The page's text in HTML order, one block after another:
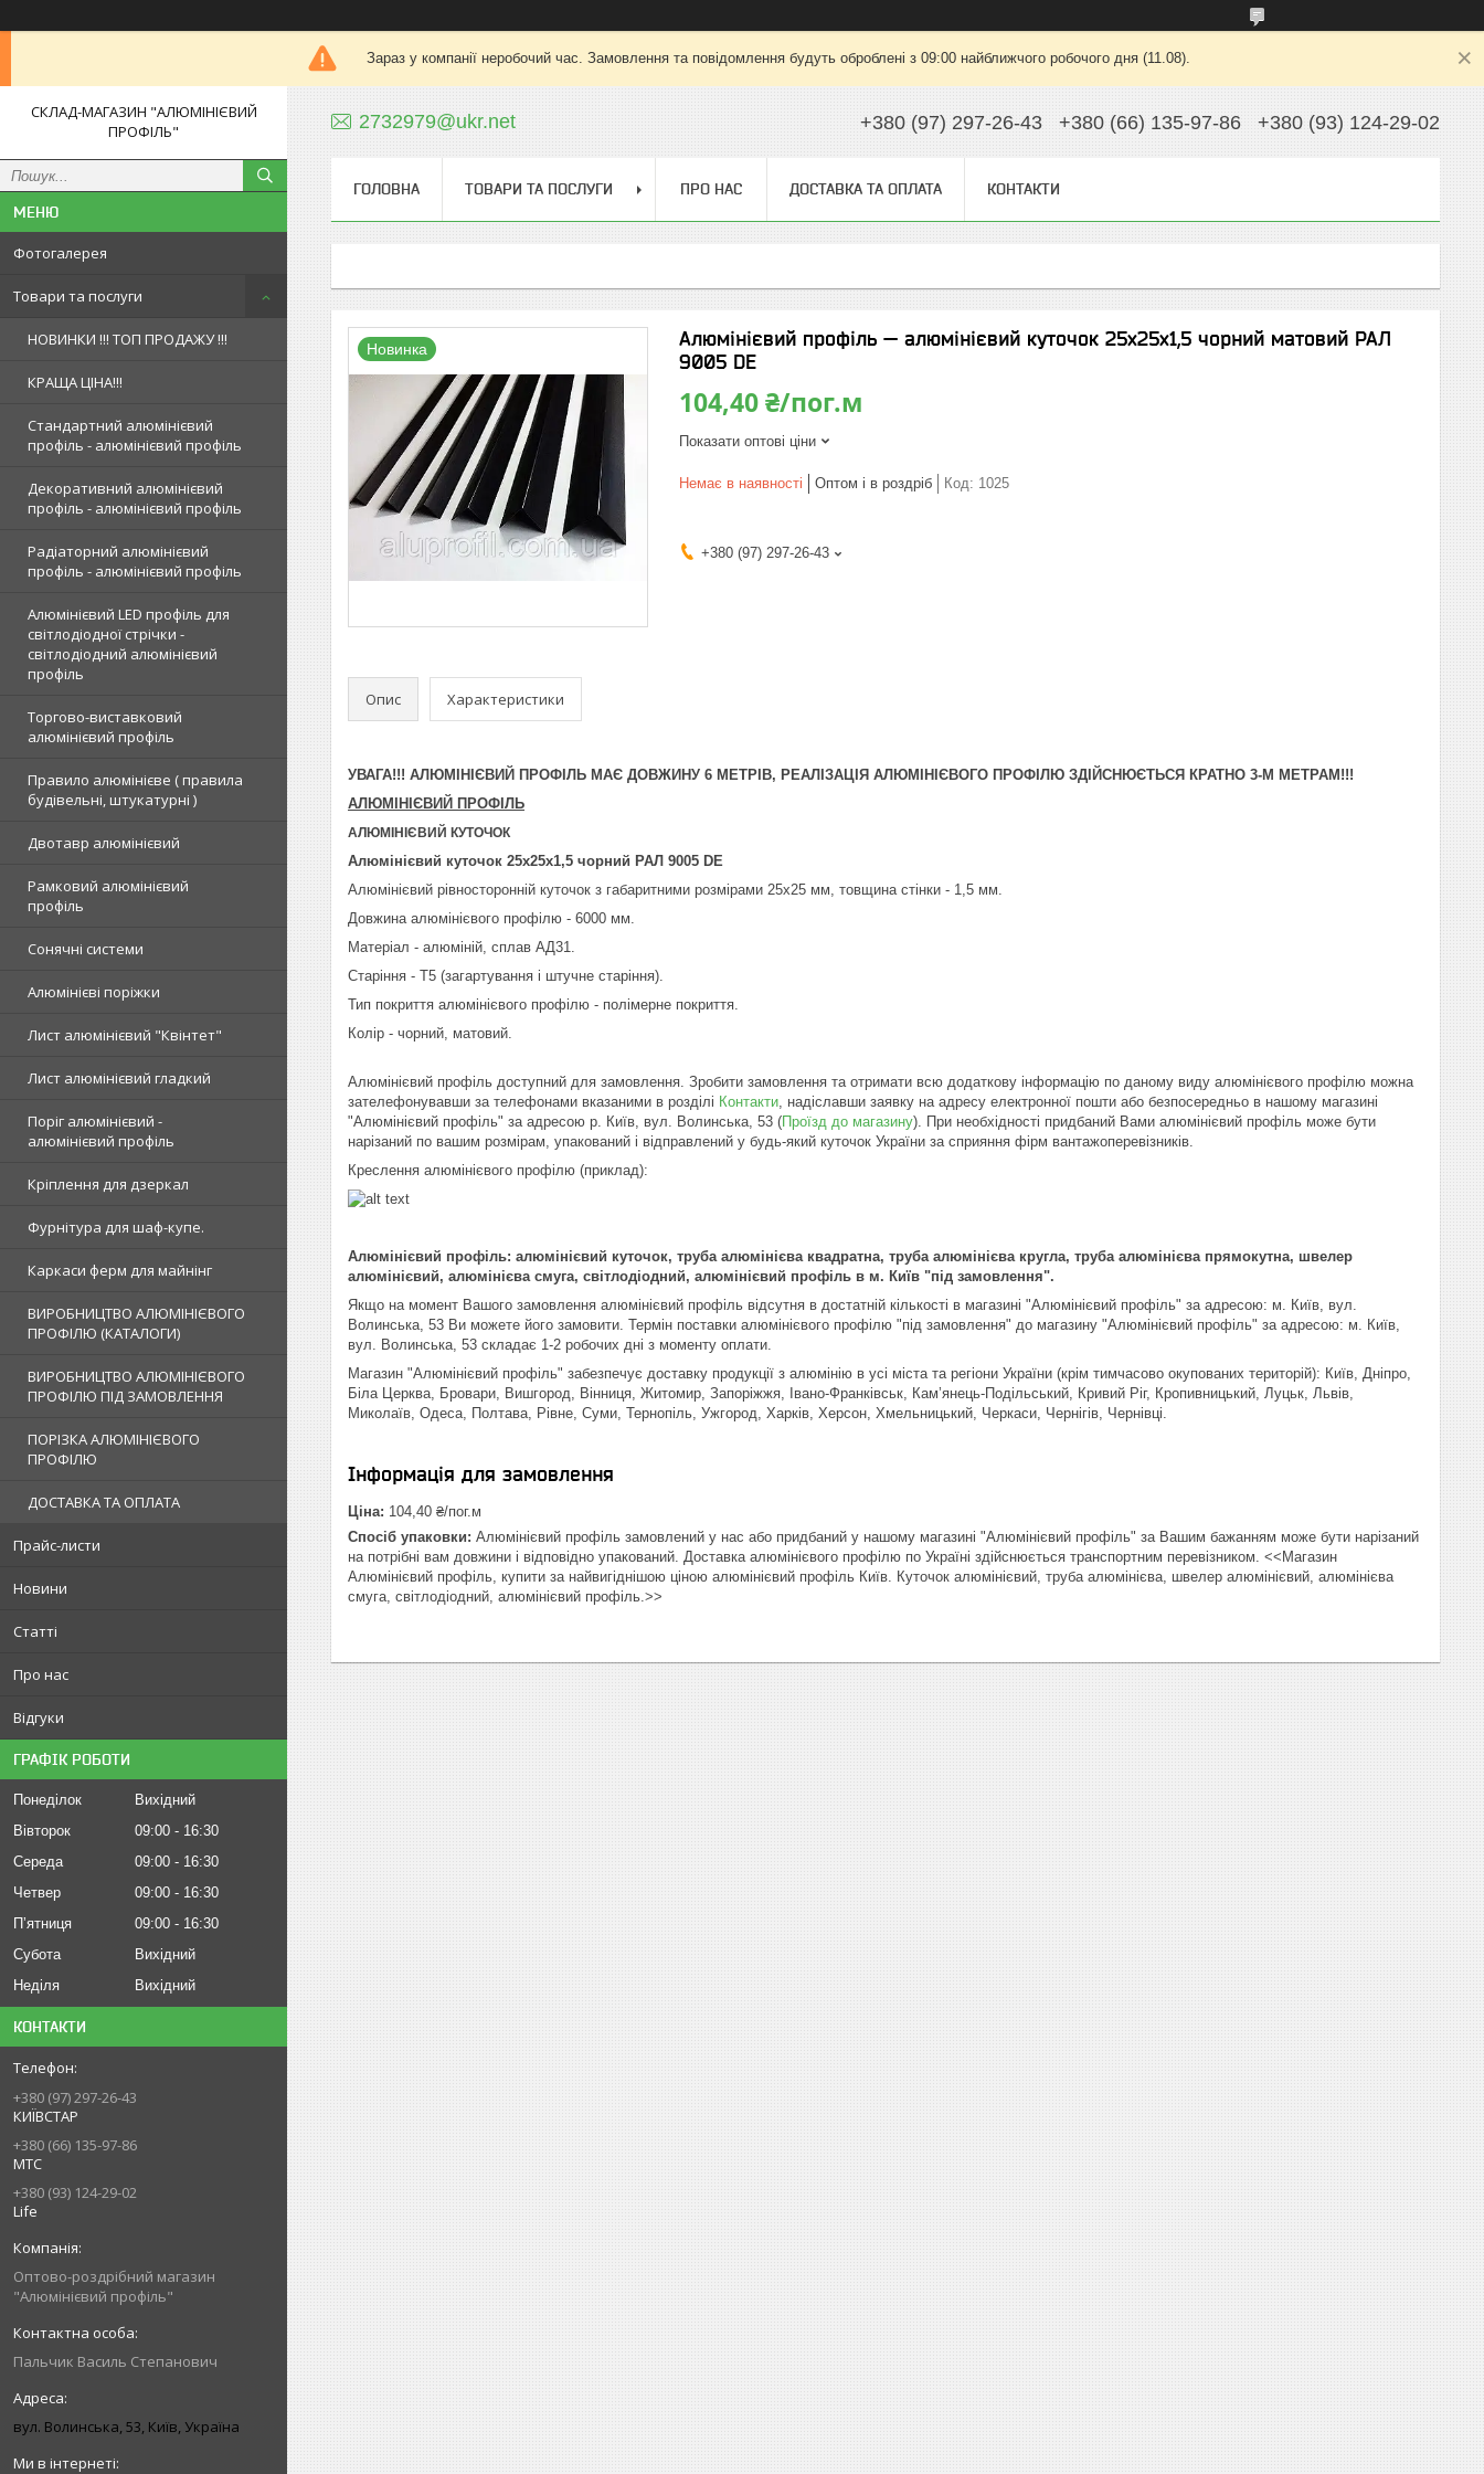
Зараз у компанії неробочий час. Замовлення та повідомлення будуть оброблені з 09:00 найближчого робочого дня (11.08).
СКЛАД-МАГАЗИН "АЛЮМІНІЄВИЙ
ПРОФІЛЬ"
Фотогалерея
Товари та послуги
НОВИНКИ !!! ТОП ПРОДАЖУ !!!
КРАЩА ЦІНА!!!
Стандартний алюмінієвий
профіль - алюмінієвий профіль
Декоративний алюмінієвий
профіль - алюмінієвий профіль
Радіаторний алюмінієвий
профіль - алюмінієвий профіль
Алюмінієвий LED профіль для
світлодіодної стрічки -
світлодіодний алюмінієвий
профіль
Торгово-виставковий
алюмінієвий профіль
Правило алюмінієве ( правила
будівельні, штукатурні )
Двотавр алюмінієвий
Рамковий алюмінієвий
профіль
Сонячні системи
Алюмінієві поріжки
Лист алюмінієвий "Квінтет"
Лист алюмінієвий гладкий
Поріг алюмінієвий -
алюмінієвий профіль
Кріплення для дзеркал
Фурнітура для шаф-купе.
Каркаси ферм для майнінг
ВИРОБНИЦТВО АЛЮМІНІЄВОГО
ПРОФІЛЮ (КАТАЛОГИ)
ВИРОБНИЦТВО АЛЮМІНІЄВОГО
ПРОФІЛЮ ПІД ЗАМОВЛЕННЯ
ПОРІЗКА АЛЮМІНІЄВОГО
ПРОФІЛЮ
ДОСТАВКА ТА ОПЛАТА
Прайс-листи
Новини
Статті
Про нас
Відгуки
ГРАФІК РОБОТИ
Понеділок
Вихідний
Вівторок
09:00
16:30
Середа
09:00
16:30
Четвер
09:00
16:30
Пʼятниця
09:00
16:30
Субота
Вихідний
Неділя
Вихідний
КОНТАКТИ
+380 (97) 297-26-43
КИЇВСТАР
+380 (66) 135-97-86
МТС
+380 (93) 124-29-02
Life
Оптово-роздрібний магазин
"Алюмінієвий профіль"
Пальчик Василь Степанович
вул. Волинська, 53, Київ, Україна
2732979@ukr.net +380 (97) 297-26-43 +380 (66) 135-97-86 +380 (93) 124-29-02
ГОЛОВНА ТОВАРИ ТА ПОСЛУГИ ПРО НАС ДОСТАВКА ТА ОПЛАТА КОНТАКТИ
Новинка
Алюмінієвий профіль — алюмінієвий куточок 25х25х1,5 чорний матовий РАЛ
9005 DE
104,40 ₴/пог.м
Показати оптові ціни
Немає в наявності Оптом і в роздріб Код: 1025
+380 (97) 297-26-43
Опис Характеристики
УВАГА!!! АЛЮМІНІЄВИЙ ПРОФІЛЬ МАЄ ДОВЖИНУ 6 МЕТРІВ, РЕАЛІЗАЦІЯ АЛЮМІНІЄВОГО ПРОФІЛЮ ЗДІЙСНЮЄТЬСЯ КРАТНО 3-М МЕТРАМ!!!
АЛЮМІНІЄВИЙ ПРОФІЛЬ
АЛЮМІНІЄВИЙ КУТОЧОК
Алюмінієвий куточок 25х25х1,5 чорний РАЛ 9005 DE
Алюмінієвий рівносторонній куточок з габаритними розмірами 25х25 мм, товщина стінки - 1,5 мм.
Довжина алюмінієвого профілю - 6000 мм.
Матеріал - алюміній, сплав АД31.
Старіння - Т5 (загартування і штучне старіння).
Тип покриття алюмінієвого профілю - полімерне покриття.
Колір - чорний, матовий.
Алюмінієвий профіль доступний для замовлення. Зробити замовлення та отримати всю додаткову інформацію по даному виду алюмінієвого профілю можна
зателефонувавши за телефонами вказаними в розділі Контакти, надіславши заявку на адресу електронної пошти або безпосередньо в нашому магазині
"Алюмінієвий профіль" за адресою р. Київ, вул. Волинська, 53 (Проїзд до магазину). При необхідності придбаний Вами алюмінієвий профіль може бути
нарізаний по вашим розмірам, упакований і відправлений у будь-який куточок України за сприяння фірм вантажоперевізників.
Креслення алюмінієвого профілю (приклад):
Алюмінієвий профіль: алюмінієвий куточок, труба алюмінієва квадратна, труба алюмінієва кругла, труба алюмінієва прямокутна, швелер
алюмінієвий, алюмінієва смуга, світлодіодний, алюмінієвий профіль в м. Київ "під замовлення".
Якщо на момент Вашого замовлення алюмінієвий профіль відсутня в достатній кількості в магазині "Алюмінієвий профіль" за адресою: м. Київ, вул.
Волинська, 53 Ви можете його замовити. Термін поставки алюмінієвого профілю "під замовлення" до магазину "Алюмінієвий профіль" за адресою: м. Київ,
вул. Волинська, 53 складає 1-2 робочих дні з моменту оплати.
Магазин "Алюмінієвий профіль" забезпечує доставку продукції з алюмінію в усі міста та регіони України (крім тимчасово окупованих територій): Київ, Дніпро,
Біла Церква, Бровари, Вишгород, Вінниця, Житомир, Запоріжжя, Івано-Франківськ, Кам’янець-Подільський, Кривий Ріг, Кропивницький, Луцьк, Львів,
Миколаїв, Одеса, Полтава, Рівне, Суми, Тернопіль, Ужгород, Харків, Херсон, Хмельницький, Черкаси, Чернігів, Чернівці.
Інформація для замовлення
Ціна: 104,40 ₴/пог.м
Спосіб упаковки: Алюмінієвий профіль замовлений у нас або придбаний у нашому магазині "Алюмінієвий профіль" за Вашим бажанням може бути нарізаний
на потрібні вам довжини і відповідно упакований. Доставка алюмінієвого профілю по Україні здійснюється транспортним перевізником. <<Магазин
Алюмінієвий профіль, купити за найвигіднішою ціною алюмінієвий профіль Київ. Куточок алюмінієвий, труба алюмінієва, швелер алюмінієвий, алюмінієва
смуга, світлодіодний, алюмінієвий профіль.>>